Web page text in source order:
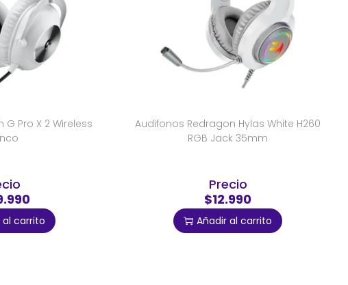
Pro X 2 Wireless
al carrito
Audifonos Redragon Hylas White H260
RGB Jack 35mm
Precio
$12.990
Añadir al carrito